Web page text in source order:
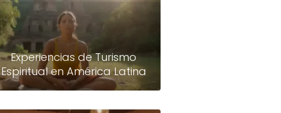
Experiencias de Turismo
Espiritual en América Latina